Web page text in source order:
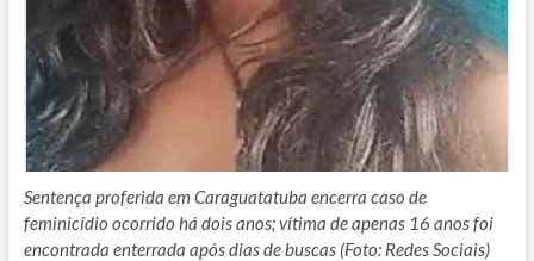
Sentença proferida em Caraguatatuba encerra caso de
feminicídio ocorrido há dois anos; vítima de apenas 16 anos foi
encontrada enterrada após dias de buscas (Foto: Redes Sociais)